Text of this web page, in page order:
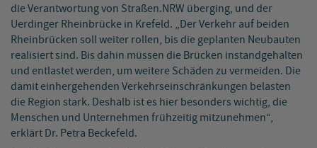
die Verantwortung von Straßen.NRW überging, und der
Uerdinger Rheinbrücke in Krefeld. „Der Verkehr auf beiden
Rheinbrücken soll weiter rollen, bis die geplanten Neubauten
realisiert sind. Bis dahin müssen die Brücken instandgehalten
und entlastet werden, um weitere Schäden zu vermeiden. Die
damit einhergehenden Verkehrseinschränkungen belasten
die Region stark. Deshalb ist es hier besonders wichtig, die
Menschen und Unternehmen frühzeitig mitzunehmen“,
erklärt Dr. Petra Beckefeld.